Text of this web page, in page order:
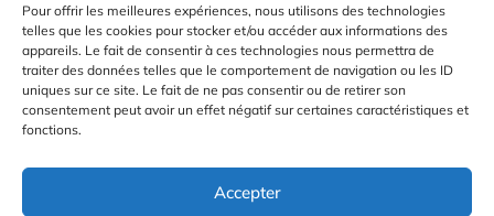
Pour offrir les meilleures expériences, nous utilisons des technologies
telles que les cookies pour stocker et/ou accéder aux informations des
appareils. Le fait de consentir à ces technologies nous permettra de
traiter des données telles que le comportement de navigation ou les ID
uniques sur ce site. Le fait de ne pas consentir ou de retirer son
consentement peut avoir un effet négatif sur certaines caractéristiques et
fonctions.
Accepter
Gestion des Cookies